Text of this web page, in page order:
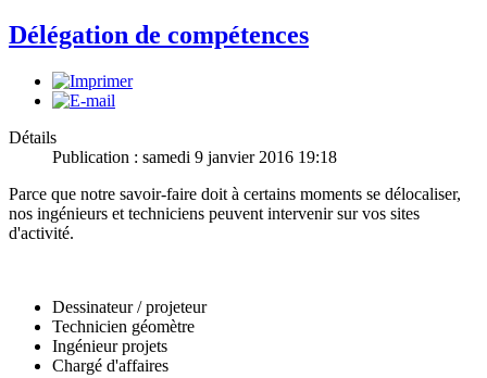
Délégation de compétences
Détails
Publication : samedi 9 janvier 2016 19:18
Parce que notre savoir-faire doit à certains moments se délocaliser,
nos ingénieurs et techniciens peuvent intervenir sur vos sites
d'activité.
Dessinateur / projeteur
Technicien géomètre
Ingénieur projets
Chargé d'affaires